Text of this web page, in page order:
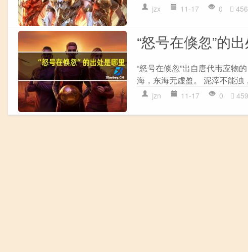
jzx 11-17 0 456
“怒号在倏忽”的
“怒号在倏忽”出自唐代韦应物
海，东海无虚盈。 泥滓不能浊
jzn 11-17 0 459